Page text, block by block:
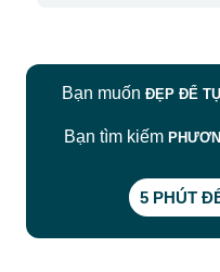
Bạn muốn ĐẸP ĐỂ
Bạn tìm kiếm
5 PHÚT